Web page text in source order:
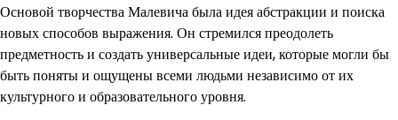
Основой творчества Малевича была идея абстракции и поиска
новых способов выражения. Он стремился преодолеть
предметность и создать универсальные идеи, которые могли бы
быть поняты и ощущены всеми людьми независимо от их
культурного и образовательного уровня.